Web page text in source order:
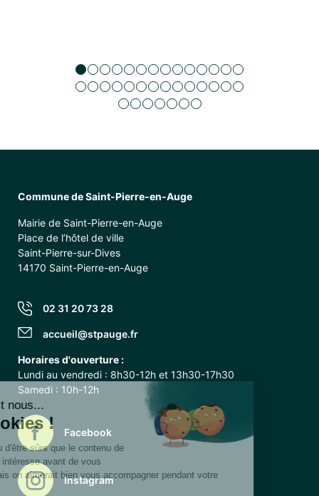
Commune de Saint-Pierre-en-Auge
Mairie de Saint-Pierre-en-Auge
Place de l’hôtel de ville
Saint-Pierre-sur-Dives
14170 Saint-Pierre-en-Auge
02 31 20 73 28
accueil@stpauge.fr
Horaires d'ouverture :
Lundi au vendredi : 8h30-12h et 13h30-17h30
Samedi : 10h-12h
Facebook
Instagram